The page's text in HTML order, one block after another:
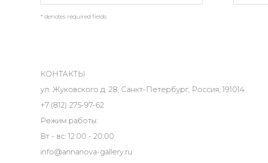
* denotes required fields
КОНТАКТЫ
ул. Жуковского д. 28, Санкт-Петербург, Россия, 191014
+7 (812) 275-97-62
Режим работы:
Вт - вс: 12:00 - 20:00
info@annanova-gallery.ru